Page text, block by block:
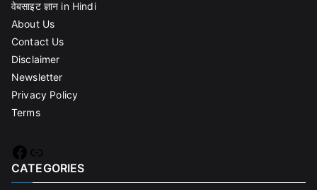
वेबसाइट ज्ञान in Hindi
About Us
Contact Us
Disclaimer
Newsletter
Privacy Policy
Terms
Facebook
Link
CATEGORIES